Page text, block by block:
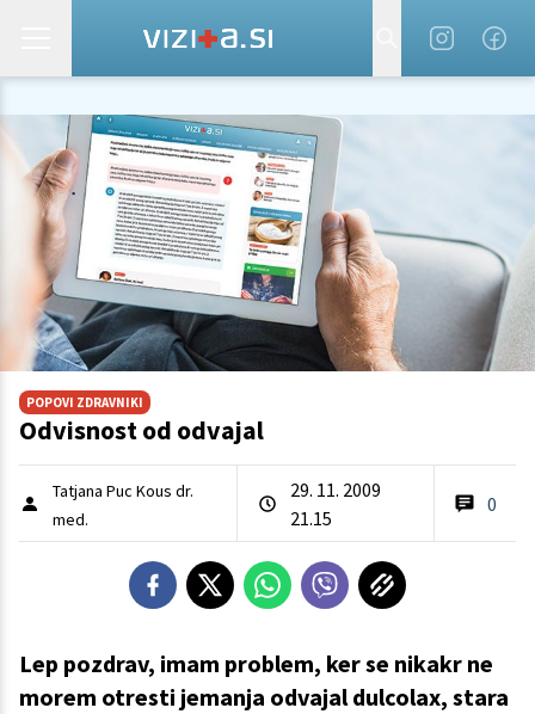
POPOVI ZDRAVNIKI
Odvisnost od odvajal
Tatjana Puc Kous dr.
med.
29. 11. 2009
21.15
0
Lep pozdrav, imam problem, ker se nikakr ne
morem otresti jemanja odvajal dulcolax, stara